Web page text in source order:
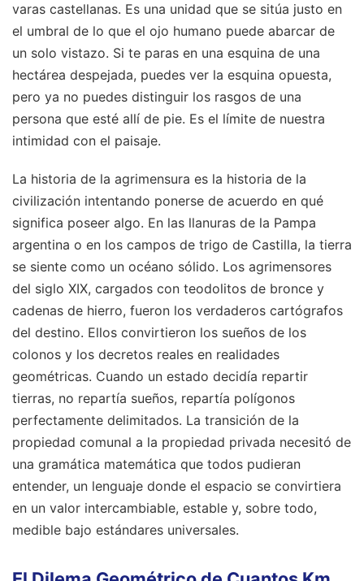
varas castellanas. Es una unidad que se sitúa justo en
el umbral de lo que el ojo humano puede abarcar de
un solo vistazo. Si te paras en una esquina de una
hectárea despejada, puedes ver la esquina opuesta,
pero ya no puedes distinguir los rasgos de una
persona que esté allí de pie. Es el límite de nuestra
intimidad con el paisaje.
La historia de la agrimensura es la historia de la
civilización intentando ponerse de acuerdo en qué
significa poseer algo. En las llanuras de la Pampa
argentina o en los campos de trigo de Castilla, la tierra
se siente como un océano sólido. Los agrimensores
del siglo XIX, cargados con teodolitos de bronce y
cadenas de hierro, fueron los verdaderos cartógrafos
del destino. Ellos convirtieron los sueños de los
colonos y los decretos reales en realidades
geométricas. Cuando un estado decidía repartir
tierras, no repartía sueños, repartía polígonos
perfectamente delimitados. La transición de la
propiedad comunal a la propiedad privada necesitó de
una gramática matemática que todos pudieran
entender, un lenguaje donde el espacio se convirtiera
en un valor intercambiable, estable y, sobre todo,
medible bajo estándares universales.